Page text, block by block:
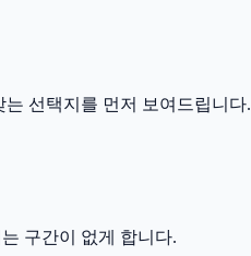
는 선택지를 먼저 보여드립니다.
구간이 없게 합니다.